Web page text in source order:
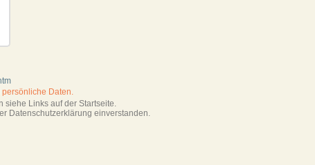
Daten.
siehe Links auf der Startseite.
Datenschutzerklärung einverstanden.